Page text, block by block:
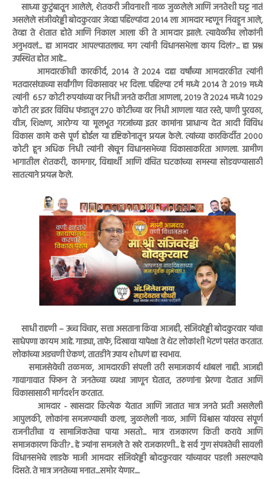
साध्या कुटुंबातून आलेले, शेतकरी जीवनाशी नाळ जुळलेले आणि जनतेशी घट्ट नातं
असलेले संजीवरेड्डी बोदकुरवार जेव्हा पहिल्यांदा २०१४ ला आमदार म्हणून निवडून आले,
तेव्हा ते शेतात होते आणि निकाल आला की ते आमदार झाले. त्यावेळीच लोकांनी
अनुभवलं... हा आमदार आपल्यातलाच. मग त्यांनी विधानसभेला काय दिलं?... हा प्रश्न
उपस्थित होत आहे...
आमदारकीची कारकीर्द, २०१४ ते २०२४ दहा वर्षांच्या आमदारकीत त्यांनी
मतदारसंघाच्या सर्वांगीण विकासावर भर दिला. पहिल्या टर्म मध्ये २०१४ ते २०१९ मध्ये
त्यांनी ६५७ कोटी रुपयांच्या वर निधी जनते करीता आणला, २०१९ ते २०२४ मध्ये १०२९
कोटी तर इतर विविध फंडातून २७० कोटीच्या वर निधी आणला यात रस्ते, पाणी पुरवठा,
वीज, शिक्षण, आरोग्य या मूलभूत गरजांच्या इतर कामांना प्राधान्य देत आदी विविध
विकास कामे कसे पूर्ण होईल या दृष्टिकोनातून प्रयत्न केले. त्यांच्या कारकिर्दीत २०००
कोटी हून अधिक निधी त्यांनी खेचून विधानसभेच्या विकासाकरिता आणला. ग्रामीण
भागातील शेतकरी, कामगार, विद्यार्थी आणि वंचित घटकांच्या समस्या सोडवण्यासाठी
सातत्याने प्रयत्न केले.
साधी राहणी – उच्च विचार, सत्ता असताना किंवा आजही, संजिवरेड्डी बोदकुरवार यांचा
साधेपणा कायम आहे. गाड्या, ताफे, दिखावा यापेक्षा ते थेट लोकांशी भेटणं पसंत करतात.
लोकांच्या अडचणी ऐकणं, तातडीने उपाय शोधणं हा स्वभाव.
समाजसेवेची तळमळ, आमदारकी संपली तरी समाजकार्य थांबलं नाही. आजही
गावागावात फिरून ते जनतेच्या व्यथा जाणून घेतात, तरुणांना प्रेरणा देतात आणि
विकासासाठी मार्गदर्शन करतात.
आमदार - खासदार कित्येक येतात आणि जातात मात्र जनते प्रती असलेली
आपुलकी, लोकांना समजण्याची कला, जुळलेली नाळ, आणि विश्वास यांवरच संपूर्ण
राजनीतीचा व सामाजिकतेचा पाया असतो... मात्र राजकारण किती करावे आणि
समाजकारण किती?.. हे ज्यांना समजले ते खरे राजकारणी... हे सर्व गुण संपन्नतेची सावली
विधानसभेचे लाडके माजी आमदार संजिवरेड्डी बोदकुरवार यांच्यावर पडली असल्याचे
दिसते. ते मात्र जनतेच्या मनात....समोर येणार....